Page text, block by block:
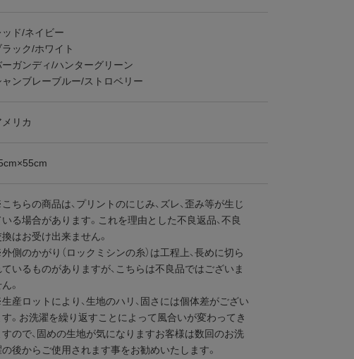
ッド/ネイビー
ラック/ホワイト
ーガンディ/ハンターグリーン
ャンブレーブルー/ストロベリー
メリカ
ちらの商品は、プリントのにじみ、ズレ、歪み等が生じ
いる場合があります。これを理由とした不良返品、不良
はお受け出来ません。
側のかがり（ロックミシンの糸）は工程上、長めに切ら
ているものがありますが、こちらは不良品ではございま
。
産ロットにより、生地のハリ、固さには個体差がござい
す。お洗濯を繰り返すことによって風合いが変わってき
すので、固めの生地が気になりますお客様は数回のお洗
の後からご使用されます事をお勧めいたします。